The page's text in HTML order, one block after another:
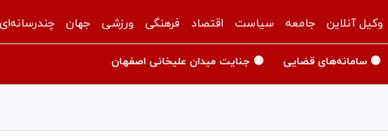
وکیل آنلاین جامعه سیاست اقتصاد فرهنگی ورزشی جهان چندرسانه‌ای
🟡 سامانه‌های قضایی 🟡 جنایت میدان علیخانی اصفهان